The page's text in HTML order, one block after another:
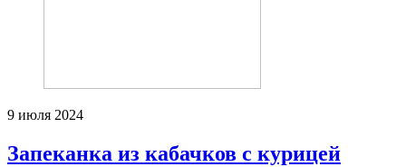
9 июля 2024
Запеканка из кабачков с курицей